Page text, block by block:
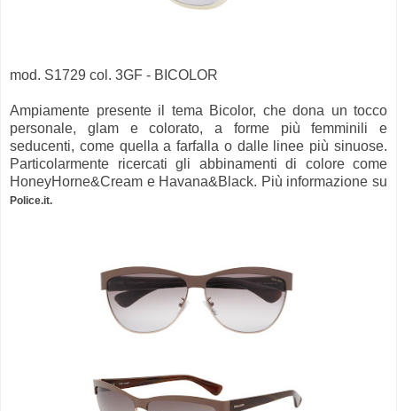
mod. S1729 col. 3GF - BICOLOR
Ampiamente presente il tema Bicolor, che dona un tocco
personale, glam e colorato, a forme più femminili e
seducenti, come quella a farfalla o dalle linee più sinuose.
Particolarmente ricercati gli abbinamenti di colore come
HoneyHorne&Cream e Havana&Black. Più informazione su
Police.it.